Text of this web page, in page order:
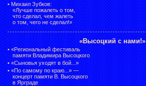
• Михаил Зубков:
«Лучше пожалеть о том,
что сделал, чем жалеть
о том, чего не сделал!»
«Высоцкий с нами!»
• «Региональный фестиваль
памяти Владимира Высоцкого
• «Сыновья уходят в бой...»
• «По самому по краю...» —
концерт памяти В. Высоцкого
в Ярграде